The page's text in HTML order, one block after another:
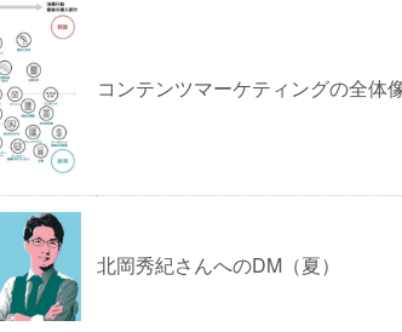
コンテンツマーケティングの全体
北岡秀紀さんへのDM（夏）